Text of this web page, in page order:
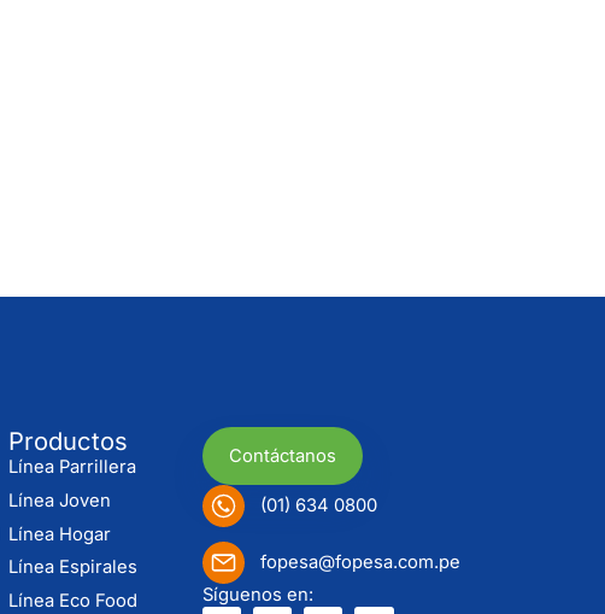
Productos
Línea Parrillera
Línea Joven
Línea Hogar
Línea Espirales
Línea Eco Food
Contáctanos
(01) 634 0800
fopesa@fopesa.com.pe
Síguenos en: